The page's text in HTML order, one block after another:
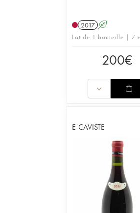
2017 A
Lot de 1 bouteille | 7
200€
E-CAVISTE